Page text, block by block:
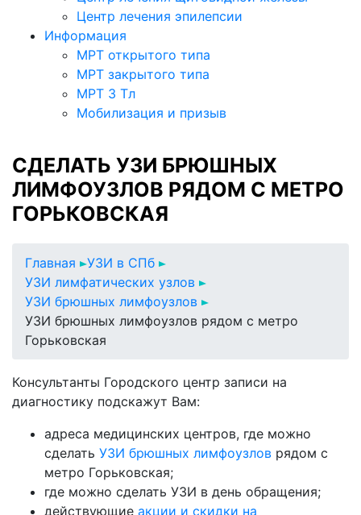
Центр лечения эпилепсии
Информация
МРТ открытого типа
МРТ закрытого типа
МРТ 3 Тл
Мобилизация и призыв
СДЕЛАТЬ УЗИ БРЮШНЫХ
ЛИМФОУЗЛОВ РЯДОМ С МЕТРО
ГОРЬКОВСКАЯ
Главная
УЗИ в СПб
УЗИ лимфатических узлов
УЗИ брюшных лимфоузлов
УЗИ брюшных лимфоузлов рядом с метро
Горьковская
Консультанты Городского центр записи на
диагностику подскажут Вам:
адреса медицинских центров, где можно
сделать УЗИ брюшных лимфоузлов рядом с
метро Горьковская;
где можно сделать УЗИ в день обращения;
действующие акции и скидки на